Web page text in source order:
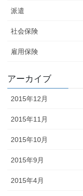
派遣
社会保険
雇用保険
アーカイブ
2015年12月
2015年11月
2015年10月
2015年9月
2015年4月